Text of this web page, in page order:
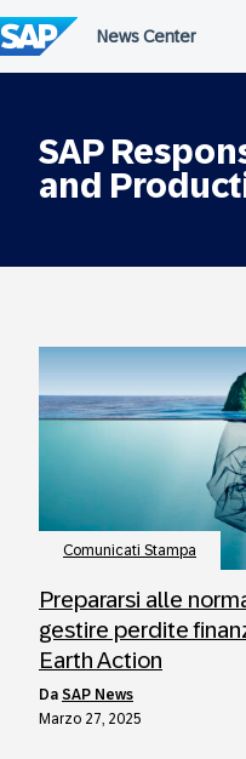
al
contenuto
SAP
and
Comunicati Stampa
Prepararsi alle
gestire perdite
Earth Action
da SAP News
Marzo 27, 2025